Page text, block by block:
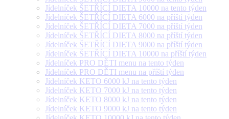
Jídelníček ŠETŘÍCÍ DIETA 10000 na tento týden
Jídelníček ŠETŘÍCÍ DIETA 6000 na příští týden
Jídelníček ŠETŘÍCÍ DIETA 7000 na příští týden
Jídelníček ŠETŘÍCÍ DIETA 8000 na příští týden
Jídelníček ŠETŘÍCÍ DIETA 9000 na příští týden
Jídelníček ŠETŘÍCÍ DIETA 10000 na příští týden
Jídelníček PRO DĚTI menu na tento týden
Jídelníček PRO DĚTI menu na příští týden
Jídelníček KETO 6000 kJ na tento týden
Jídelníček KETO 7000 kJ na tento týden
Jídelníček KETO 8000 kJ na tento týden
Jídelníček KETO 9000 kJ na tento týden